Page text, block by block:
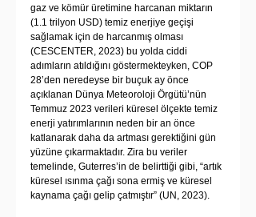
gaz ve kömür üretimine harcanan miktarın
(1.1 trilyon USD) temiz enerjiye geçişi
sağlamak için de harcanmış olması
(CESCENTER, 2023) bu yolda ciddi
adımların atıldığını göstermekteyken, COP
28’den neredeyse bir buçuk ay önce
açıklanan Dünya Meteoroloji Örgütü’nün
Temmuz 2023 verileri küresel ölçekte temiz
enerji yatırımlarının neden bir an önce
katlanarak daha da artması gerektiğini gün
yüzüne çıkarmaktadır. Zira bu veriler
temelinde, Guterres’in de belirttiği gibi, “artık
küresel ısınma çağı sona ermiş ve küresel
kaynama çağı gelip çatmıştır” (UN, 2023).